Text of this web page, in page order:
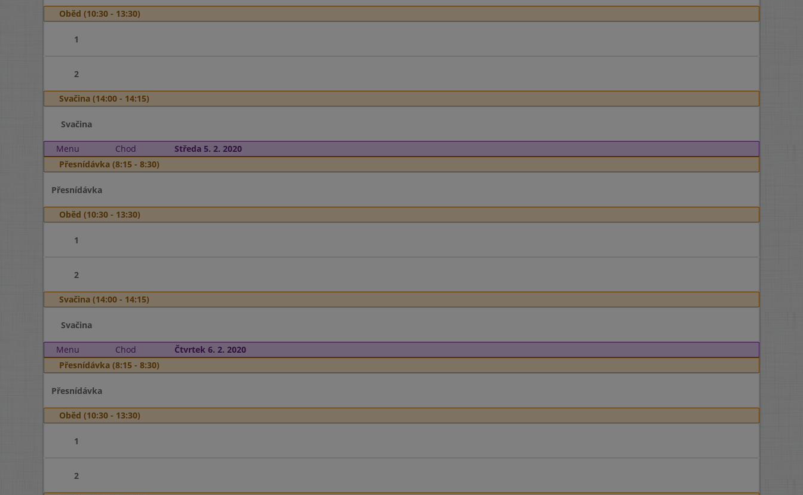
Oběd (10:30 - 13:30)
1
2
Svačina (14:00 - 14:15)
Svačina
Menu Chod
Středa 5. 2. 2020
Přesnídávka (8:15 - 8:30)
Přesnídávka
Oběd (10:30 - 13:30)
1
2
Svačina (14:00 - 14:15)
Svačina
Menu Chod
Čtvrtek 6. 2. 2020
Přesnídávka (8:15 - 8:30)
Přesnídávka
Oběd (10:30 - 13:30)
1
2